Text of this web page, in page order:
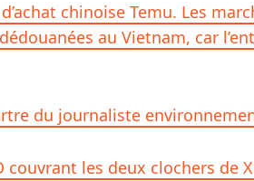
chinoise Temu. Les
au Vietnam, car
du journaliste
couvrant les deux clochers de